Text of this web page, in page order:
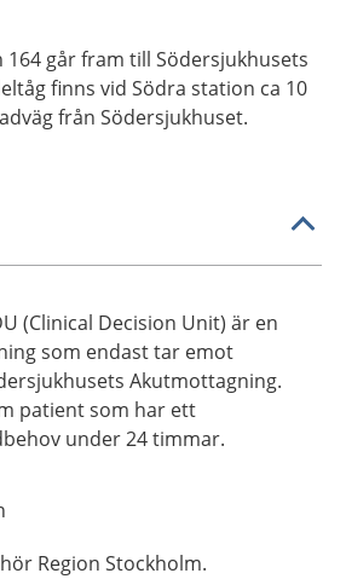
164 går fram till Södersjukhusets
finns vid Södra station ca 10
från Södersjukhuset.
(Clinical Decision Unit) är en
som endast tar emot
Akutmottagning.
patient som har ett
under 24 timmar.
Region Stockholm.